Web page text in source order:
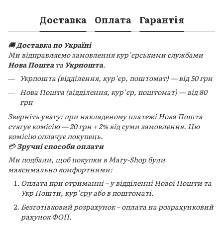
Доставка Оплата Гарантія
🚚Доставка по Україні
Ми відправляємо замовлення кур’єрськими службами
Нова Пошта та Укрпошта.
Укрпошта (відділення, кур’єр, поштомат) — від 50 грн
Нова Пошта (відділення, кур’єр, поштомат) — від 80
грн
Зверніть увагу: при накладеному платежі Нова Пошта
стягує комісію — 20 грн + 2% від суми замовлення. Цю
комісію оплачує покупець.
💳Зручні способи оплати
Ми подбали, щоб покупки в Mary-Shop були
максимально комфортними:
Оплата при отриманні – у відділенні Нової Пошти та
Укр Пошти, кур’єру або в поштоматі.
Безготівковий розрахунок – оплата на розрахунковий
рахунок ФОП.